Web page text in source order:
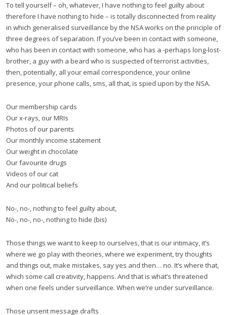
To tell yourself – oh, whatever, I have nothing to feel guilty about
therefore I have nothing to hide – is totally disconnected from reality
in which generalised surveillance by the NSA works on the principle of
three degrees of separation. If you’ve been in contact with someone,
who has been in contact with someone, who has a -perhaps long-lost-
brother, a guy with a beard who is suspected of terrorist activities,
then, potentially, all your email correspondence, your online
presence, your phone calls, sms, all that, is spied upon by the NSA.
Our membership cards
Our x-rays, our MRIs
Photos of our parents
Our monthly income statement
Our weight in chocolate
Our favourite drugs
Videos of our cat
And our political beliefs
No-, no-, nothing to feel guilty about,
No-, no-, no-, nothing to hide (bis)
Those things we want to keep to ourselves, that is our intimacy, it’s
where we go play with theories, where we experiment, try thoughts
and things out, make mistakes, say yes and then… no. It’s where that,
which some call creativity, happens. And that is what’s threatened
when one feels under surveillance. When we’re under surveillance.
Those unsent message drafts